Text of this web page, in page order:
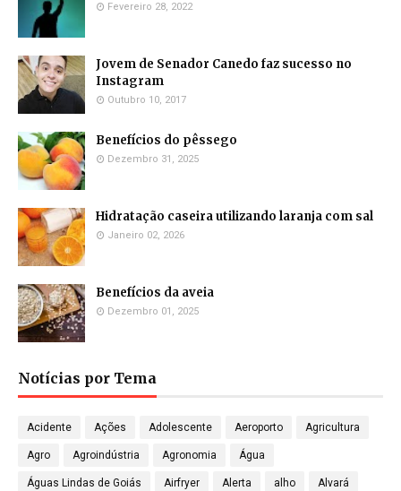
Fevereiro 28, 2022
Jovem de Senador Canedo faz sucesso no
Instagram
Outubro 10, 2017
Benefícios do pêssego
Dezembro 31, 2025
Hidratação caseira utilizando laranja com sal
Janeiro 02, 2026
Benefícios da aveia
Dezembro 01, 2025
Notícias por Tema
Acidente Ações Adolescente Aeroporto Agricultura
Agro Agroindústria Agronomia Água
Águas Lindas de Goiás Airfryer Alerta alho Alvará